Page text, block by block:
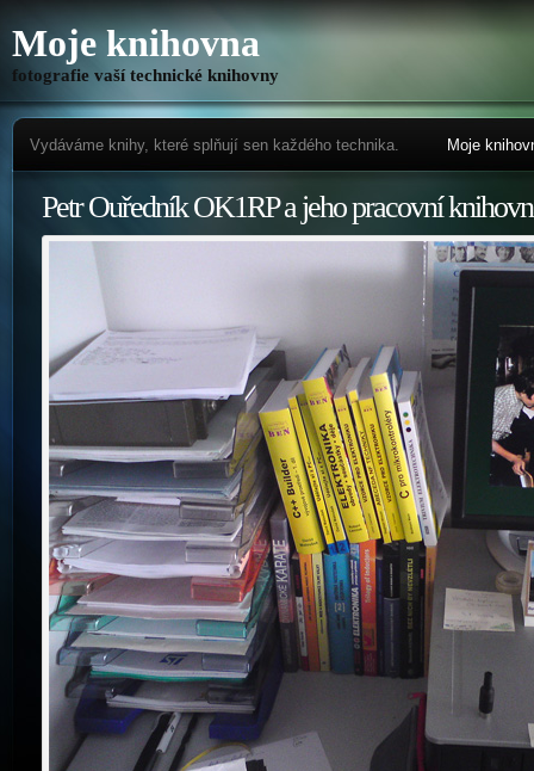
Moje knihovna
fotografie vaší technické knihovny
Vydáváme knihy, které splňují sen každého technika. Moje
Petr Ouředník OK1RP a jeho pracovní